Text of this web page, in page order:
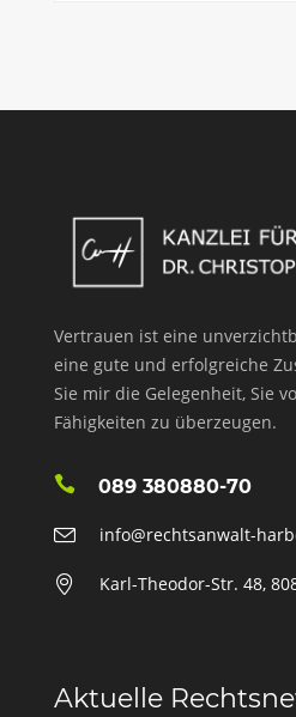
Vertrauen ist eine
eine gute und erfolgreiche
Sie mir die Gelegenheit, Sie
Fähigkeiten zu überzeugen.
089 380880-70
info@rechtsanwalt-
Karl-Theodor-Str. 48,
Aktuelle